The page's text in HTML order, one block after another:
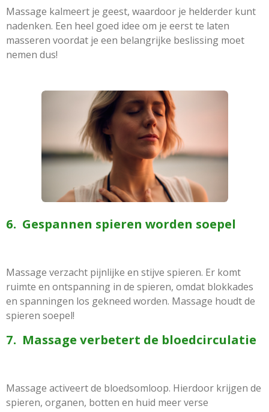
Massage kalmeert je geest, waardoor je helderder kunt
nadenken. Een heel goed idee om je eerst te laten
masseren voordat je een belangrijke beslissing moet
nemen dus!
6. Gespannen spieren worden soepel
Massage verzacht pijnlijke en stijve spieren. Er komt
ruimte en ontspanning in de spieren, omdat blokkades
en spanningen los gekneed worden. Massage houdt de
spieren soepel!
7. Massage verbetert de bloedcirculatie
Massage activeert de bloedsomloop. Hierdoor krijgen de
spieren, organen, botten en huid meer verse